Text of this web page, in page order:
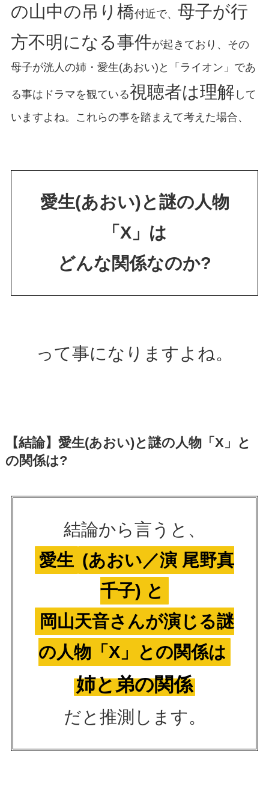
の山中の吊り橋付近で、 母子が行
方不明になる事件が起きており、その
母子が洸人の姉・愛生(あおい)と「ライオン」であ
る事はドラマを観ている視聴者は理解 して
いますよね。これらの事を踏まえて考えた場合、
愛生(あおい)と謎の人物
「X」は
どんな関係なのか?
って事になりますよね。
【結論】愛生(あおい)と謎の人物「X」と
の関係は?
結論から言うと、
愛生 (あおい／演 尾野真
千子) と
岡山天音さんが演じる謎
の人物「X」との関係は
姉と弟の関係
だと推測します。